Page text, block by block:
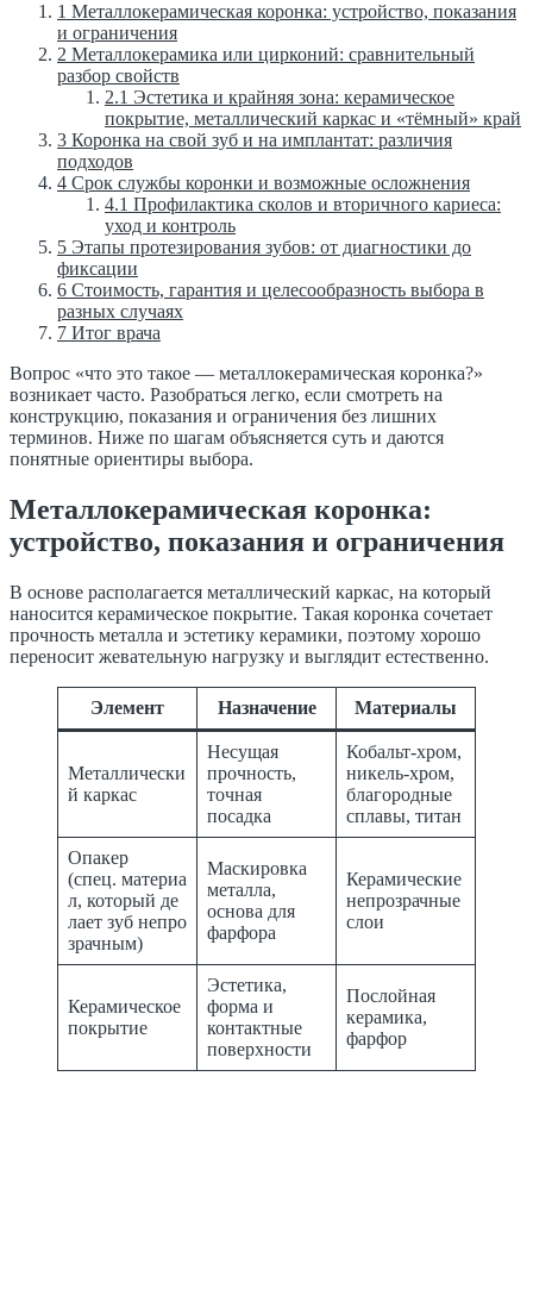
1 Металлокерамическая коронка: устройство, показания
и ограничения
2 Металлокерамика или цирконий: сравнительный
разбор свойств
2.1 Эстетика и крайняя зона: керамическое
покрытие, металлический каркас и «тёмный» край
3 Коронка на свой зуб и на имплантат: различия
подходов
4 Срок службы коронки и возможные осложнения
4.1 Профилактика сколов и вторичного кариеса:
уход и контроль
5 Этапы протезирования зубов: от диагностики до
фиксации
6 Стоимость, гарантия и целесообразность выбора в
разных случаях
7 Итог врача
Вопрос «что это такое — металлокерамическая коронка?»
возникает часто. Разобраться легко, если смотреть на
конструкцию, показания и ограничения без лишних
терминов. Ниже по шагам объясняется суть и даются
понятные ориентиры выбора.
Металлокерамическая коронка:
устройство, показания и ограничения
В основе располагается металлический каркас, на который
наносится керамическое покрытие. Такая коронка сочетает
прочность металла и эстетику керамики, поэтому хорошо
переносит жевательную нагрузку и выглядит естественно.
Элемент Назначение Материалы
Металлически
й каркас
Несущая
прочность,
точная
посадка
Кобальт-хром,
никель-хром,
благородные
сплавы, титан
Опакер
(спец. материа
л, который де
лает зуб непро
зрачным)
Маскировка
металла,
основа для
фарфора
Керамические
непрозрачные
слои
Керамическое
покрытие
Эстетика,
форма и
контактные
поверхности
Послойная
керамика,
фарфор